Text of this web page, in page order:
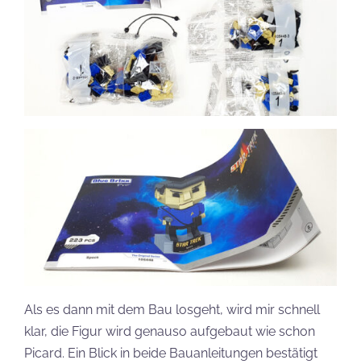
Als es dann mit dem Bau losgeht, wird mir schnell
klar, die Figur wird genauso aufgebaut wie schon
Picard. Ein Blick in beide Bauanleitungen bestätigt